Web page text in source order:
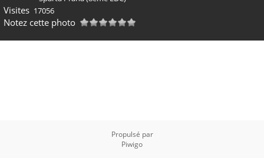
Visites 17056
Notez cette photo
Propulsé par
Piwigo